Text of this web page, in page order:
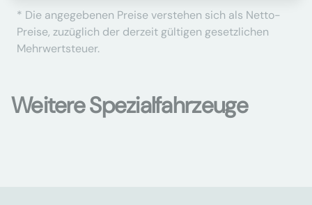
* Die angegebenen Preise verstehen sich als Netto-
Preise, zuzüglich der derzeit gültigen gesetzlichen
Mehrwertsteuer.
Weitere Spezialfahrzeuge